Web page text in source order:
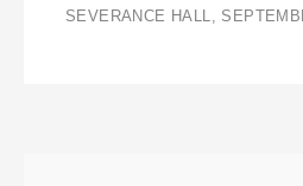
SEVERANCE HALL,